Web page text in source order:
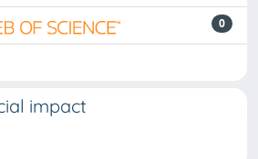
0
impact